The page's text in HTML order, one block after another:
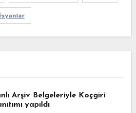
İsyanlar
Arşiv Belgeleriyle Koçgiri
yapıldı